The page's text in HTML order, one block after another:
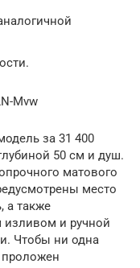
Mvw
за 31 400
50 см и душ.
матового
место
а также
изливом и ручной
Чтобы ни одна
проложен